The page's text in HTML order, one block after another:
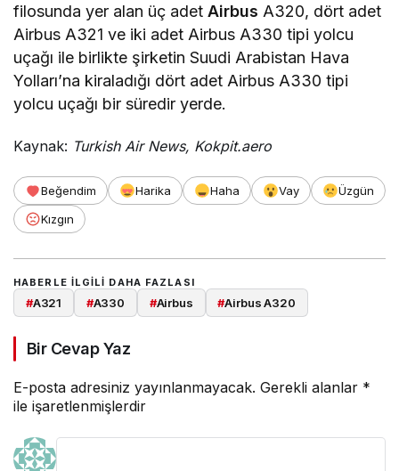
filosunda yer alan üç adetAirbus A320, dört adet
Airbus A321 ve iki adet Airbus A330 tipi yolcu
uçağı ile birlikte şirketin Suudi Arabistan Hava
Yolları’na kiraladığı dört adet Airbus A330 tipi
yolcu uçağı bir süredir yerde.
Kaynak: Turkish Air News, Kokpit.aero
Beğendim Harika Haha Vay
Üzgün
Kızgın
HABERLE ILGILI DAHA FAZLASI
#A321 #A330 #Airbus #Airbus A320
Bir Cevap Yaz
E-posta adresiniz yayınlanmayacak. Gerekli alanlar *
ile işaretlenmişlerdir